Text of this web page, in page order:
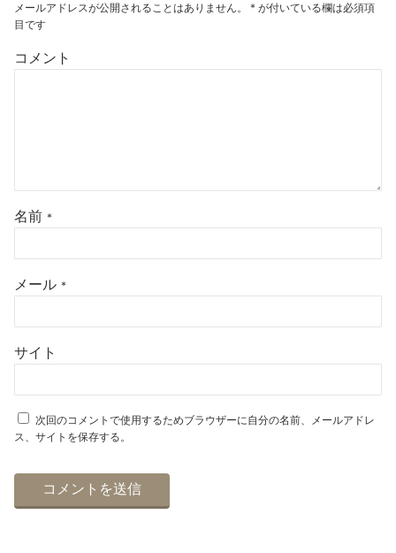
メールアドレスが公開されることはありません。 * が付いている欄は必須項
目です
コメント
名前 *
メール *
サイト
次回のコメントで使用するためブラウザーに自分の名前、メールアドレ
ス、サイトを保存する。